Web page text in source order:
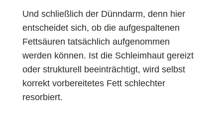
Und schließlich der Dünndarm, denn hier
entscheidet sich, ob die aufgespaltenen
Fettsäuren tatsächlich aufgenommen
werden können. Ist die Schleimhaut gereizt
oder strukturell beeinträchtigt, wird selbst
korrekt vorbereitetes Fett schlechter
resorbiert.